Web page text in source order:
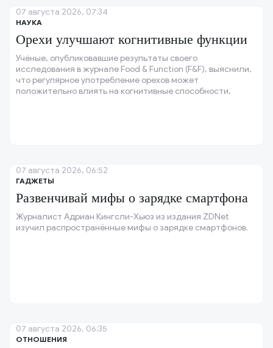
НАУКА
Орехи улучшают когнитивные функции
Учёные, опубликовавшие результаты своего
исследования в журнале Food & Function (F&F), выяснили,
что регулярное употребление орехов может
положительно влиять на когнитивные способности,
07 августа 2026, 07:34
ГАДЖЕТЫ
Развенчивай мифы о зарядке смартфона
Журналист Адриан Кингсли-Хьюз из издания ZDNet
изучил распространённые мифы о зарядке смартфонов.
07 августа 2026, 06:52
ОТНОШЕНИЯ
07 августа 2026, 06:35